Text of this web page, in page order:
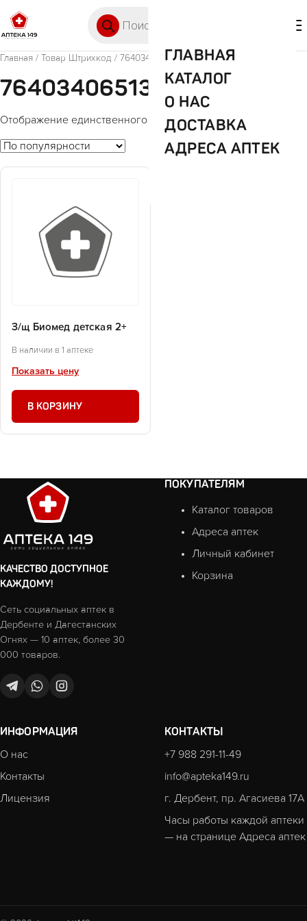
ГЛАВНАЯ
КАТАЛОГ
О НАС
ДОСТАВКА
АДРЕСА АПТЕК
Главная / Товар Штрихкод / 7640340651369
7640340651369
Отображение единственного товара
З/щ Биомед детская 2+
В наличии в 1 аптеке
Показать цену
В КОРЗИНУ
КАЧЕСТВО ДОСТУПНОЕ
КАЖДОМУ!
Сеть социальных аптек в
Дербенте и Дагестанских
Огнях — 10 аптек, более 30
000 товаров.
ПОКУПАТЕЛЯМ
Каталог товаров
Адреса аптек
Личный кабинет
Корзина
ИНФОРМАЦИЯ
О нас
Контакты
Лицензия
КОНТАКТЫ
+7 988 291-11-49
info@apteka149.ru
г. Дербент, пр. Агасиева 17А
Часы работы каждой аптеки
— на странице Адреса аптек